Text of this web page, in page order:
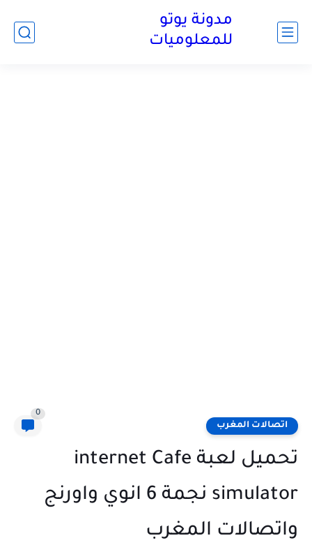
مدونة يوتو
للمعلوميات
اتصالات المغرب
0
تحميل لعبة internet Cafe
simulator نجمة 6 انوي واورنج
واتصالات المغرب